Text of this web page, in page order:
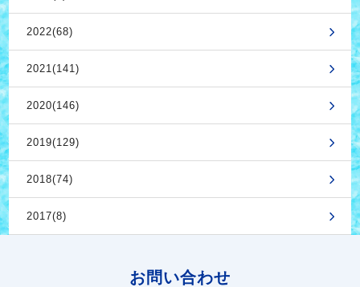
2022(68)
2021(141)
2020(146)
2019(129)
2018(74)
2017(8)
お問い合わせ